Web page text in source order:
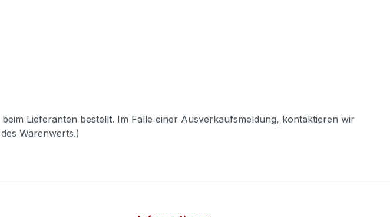
Lieferanten bestellt. Im Falle einer Ausverkaufsmeldung, kontaktieren wir
Warenwerts.)